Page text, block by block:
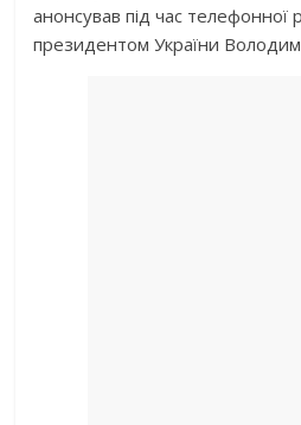
анонсував під час телефонної
президентом України